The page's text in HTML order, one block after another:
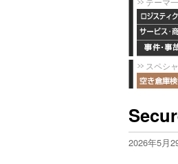
スペシ
2026年5月